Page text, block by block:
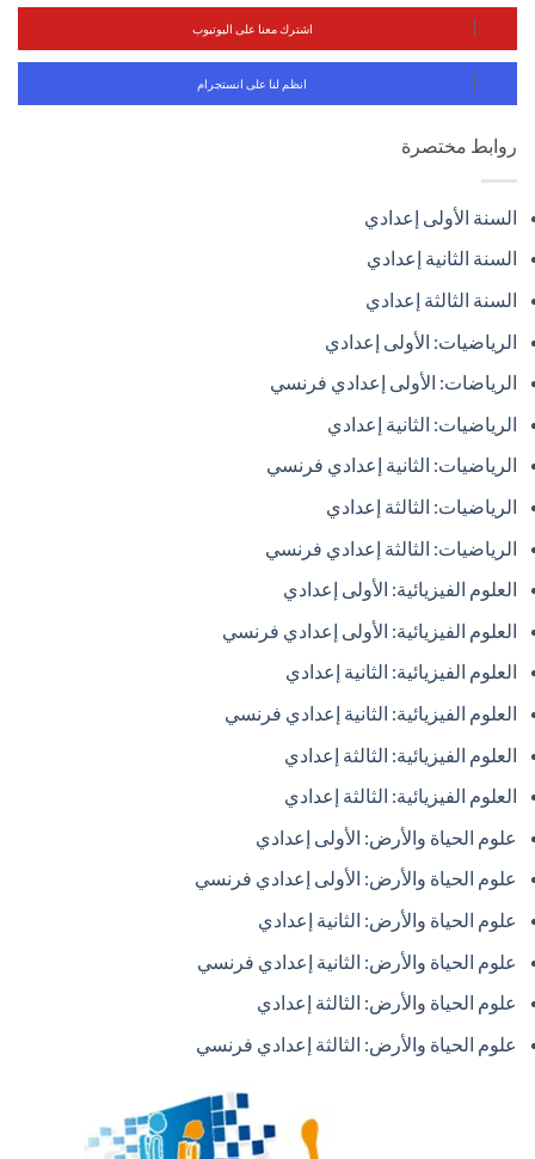
اشترك معنا على اليوتيوب
انظم لنا على انستجرام
روابط مختصرة
السنة الأولى إعدادي
السنة الثانية إعدادي
السنة الثالثة إعدادي
الرياضيات: الأولى إعدادي
الرياضات: الأولى إعدادي فرنسي
الرياضيات: الثانية إعدادي
الرياضيات: الثانية إعدادي فرنسي
الرياضيات: الثالثة إعدادي
الرياضيات: الثالثة إعدادي فرنسي
العلوم الفيزيائية: الأولى إعدادي
العلوم الفيزيائية: الأولى إعدادي فرنسي
العلوم الفيزيائية: الثانية إعدادي
العلوم الفيزيائية: الثانية إعدادي فرنسي
العلوم الفيزيائية: الثالثة إعدادي
العلوم الفيزيائية: الثالثة إعدادي
علوم الحياة والأرض: الأولى إعدادي
علوم الحياة والأرض: الأولى إعدادي فرنسي
علوم الحياة والأرض: الثانية إعدادي
علوم الحياة والأرض: الثانية إعدادي فرنسي
علوم الحياة والأرض: الثالثة إعدادي
علوم الحياة والأرض: الثالثة إعدادي فرنسي